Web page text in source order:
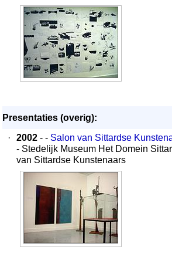
Presentaties (overig):
·
2002 - - Salon van Sittardse
- Stedelijk Museum Het Domein
van Sittardse Kunstenaars